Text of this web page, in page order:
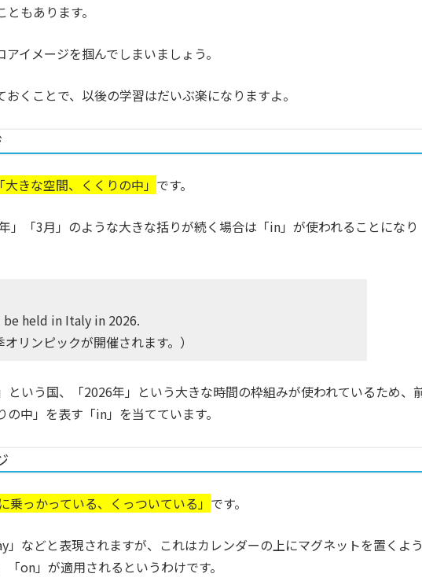
もあります。
イメージを掴んでしまいましょう。
くことで、以後の学習はだいぶ楽になりますよ。
「大きな空間、くくりの中」 です。
」「3月」のような大きな括りが続く場合は「in」が使われることになり
held in Italy in 2026.
リンピックが開催されます。）
という国、「2026年」という大きな時間の枠組みが使われているため、
中」を表す「in」を当てています。
乗っかっている、くっついている」 です。
」などと表現されますが、これはカレンダーの上にマグネットを置くよ
on」が適用されるというわけです。